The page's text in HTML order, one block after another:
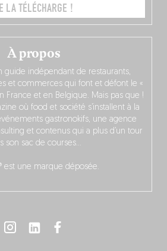
À propos
guide indépendant de restaurants,
et commerces qui font et défont le «
France et en Belgique. Mais pas que !
où food et société s’installent à la
gastronokifs, une agence
et contenus qui a plus d’un tour
son sac de courses…
est une marque déposée.
LA TÉLÉCHARGE !